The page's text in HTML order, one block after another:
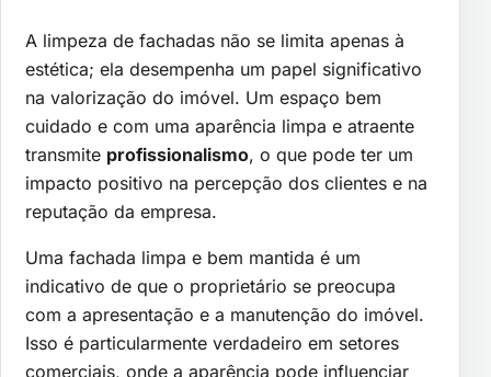
A limpeza de fachadas não se limita apenas à
estética; ela desempenha um papel significativo
na valorização do imóvel. Um espaço bem
cuidado e com uma aparência limpa e atraente
transmite profissionalismo, o que pode ter um
impacto positivo na percepção dos clientes e na
reputação da empresa.
Uma fachada limpa e bem mantida é um
indicativo de que o proprietário se preocupa
com a apresentação e a manutenção do imóvel.
Isso é particularmente verdadeiro em setores
comerciais, onde a aparência pode influenciar